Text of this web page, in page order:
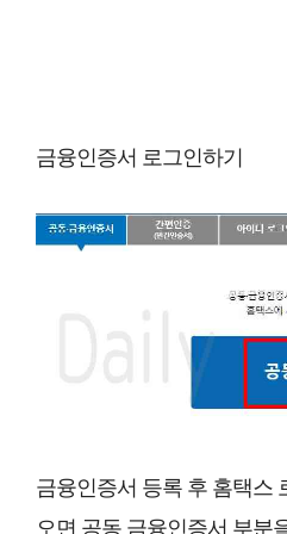
금융인증서 로그인하기
금융인증서 등록 후 홈택스
오면 공동 금융인증서 부분